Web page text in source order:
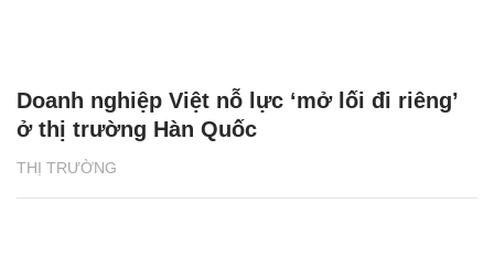
THỊ TRƯỜNG
Doanh nghiệp Việt nỗ lực ‘mở lối đi riêng’
ở thị trường Hàn Quốc